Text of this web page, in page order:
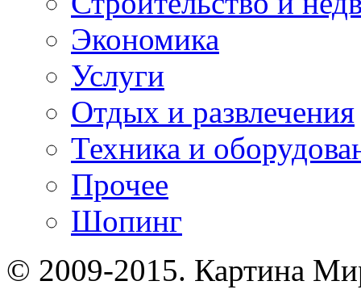
Экономика
Услуги
Отдых и развлечения
Техника и
Прочее
Шопинг
© 2009-2015. Картина